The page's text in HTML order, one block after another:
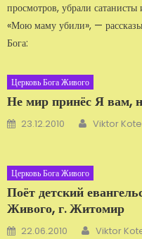
просмотров, убрали
«Мою маму убили», —
Бога:
Церковь Бога Живого
Не мир принёс Я вам,
Добавлено
23.12.2010 Автор
Viktor
Церковь Бога Живого
Поёт детский
Живого, г. Житомир
Добавлено
22.06.2010 Автор
Viktor